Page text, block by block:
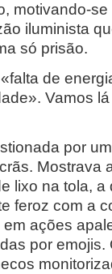
motivando-se
iluminista
só prisão.
«falta de
Vamos
por
Mostrava
lixo na tola, a
feroz com a
ações
por